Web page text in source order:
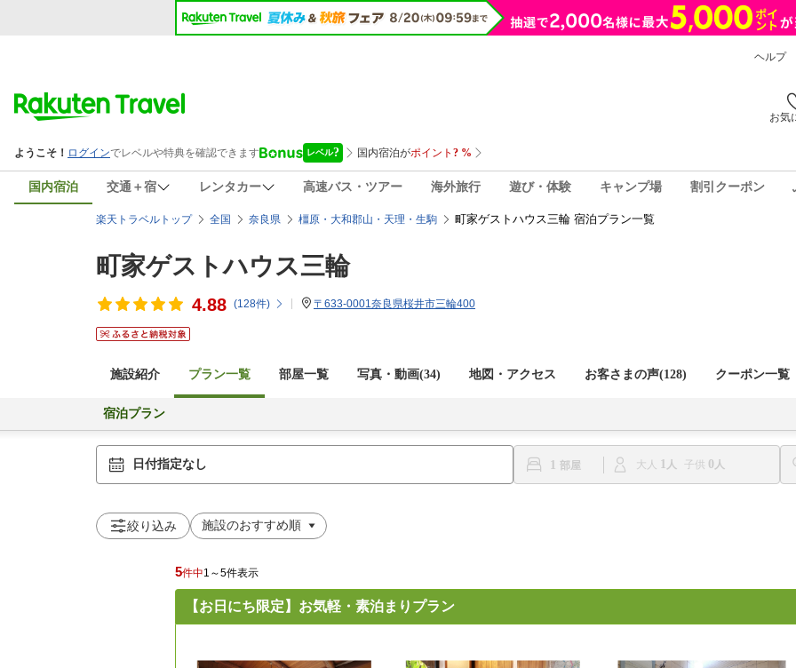
ヘルプ
お気
国内宿泊 交通＋宿 レンタカー 高速バス・ツアー 海外旅行 遊び・体験 キャンプ場 割引クーポン
楽天トラベルトップ 全国 奈良県 橿原・大和郡山・天理・生駒 町家ゲストハウス三輪 宿泊プラン一覧
町家ゲストハウス三輪
4.88 (128件) 〒633-0001奈良県桜井市三輪400
施設紹介 プラン一覧 部屋一覧 写真・動画(34) 地図・アクセス お客さまの声(128) クーポン一覧
宿泊プラン
日付指定なし 1 大人 1 子供 0
絞り込み
5件中1～5件表示
【お日にち限定】お気軽・素泊まりプラン